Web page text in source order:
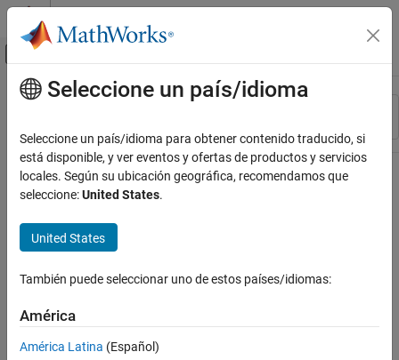
Saltar al contenido
Mostrar/ocultar menú de navegación
Recurso
Contenido principal
Seleccione un país/idioma
Seleccione un país/idioma para obtener contenido traducido, si
está disponible, y ver eventos y ofertas de productos y servicios
locales. Según su ubicación geográfica, recomendamos que
seleccione:United States.
United States
También puede seleccionar uno de estos países/idiomas:
América
América Latina (Español)